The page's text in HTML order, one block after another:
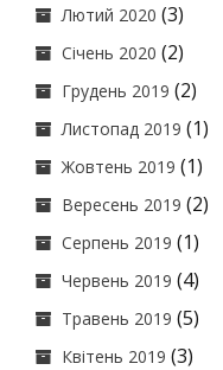
Лютий 2020 (3)
Січень 2020 (2)
Грудень 2019 (2)
Листопад 2019 (1)
Жовтень 2019 (1)
Вересень 2019 (2)
Серпень 2019 (1)
Червень 2019 (4)
Травень 2019 (5)
Квітень 2019 (3)